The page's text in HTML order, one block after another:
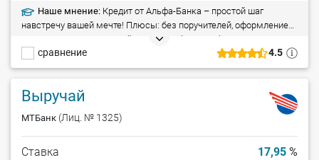
4.5
сравнение
Наше мнение: Кредит от Альфа-Банка – простой шаг
навстречу вашей мечте! Плюсы: без поручителей, оформление
всего за 1 час, досрочный возврат – без штрафа. Минусы:
справка о доходах (при сумме кредита свыше 5 000 рублей).
Выручай
МТБанк (Лиц. № 1325)
Ставка 17,95 %